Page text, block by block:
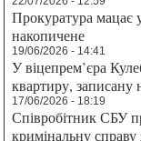
Прокуратура мацає
накопичене
19/06/2026 - 14:41
У віцепрем’єра
квартиру, записану
17/06/2026 - 18:19
Співробітник СБУ
кримінальну справу